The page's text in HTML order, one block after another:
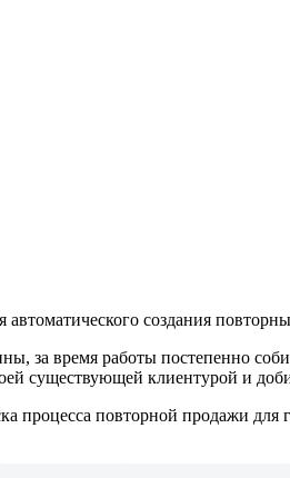
автоматического создания
за время работы постепенно
существующей клиентурой и
процесса повторной продажи